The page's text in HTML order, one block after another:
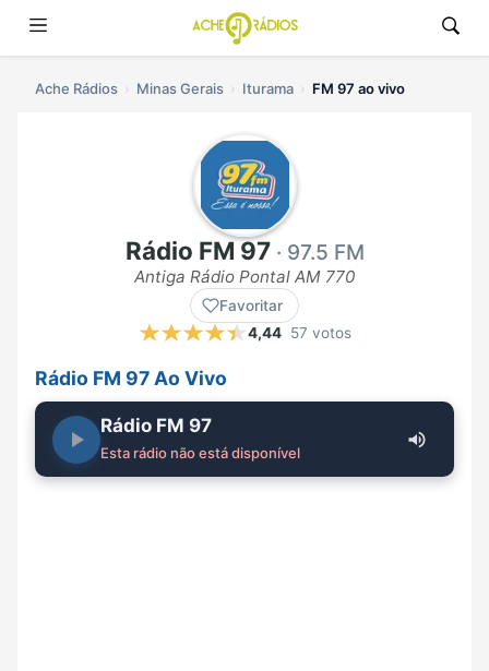
Ache Rádios Minas Gerais Iturama FM 97 ao vivo
Rádio FM 97· 97.5 FM
Antiga Rádio Pontal AM 770
Favoritar
4,44 57 votos
Rádio FM 97 Ao Vivo
Rádio FM 97
Esta rádio não está disponível